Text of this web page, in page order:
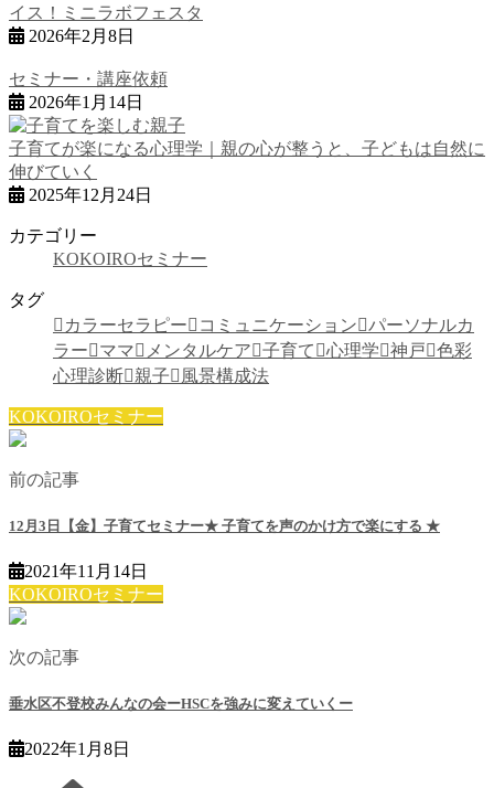
イス！ミニラボフェスタ
2026年2月8日
セミナー・講座依頼
2026年1月14日
子育てが楽になる心理学｜親の心が整うと、子どもは自然に
伸びていく
2025年12月24日
カテゴリー
KOKOIROセミナー
タグ
カラーセラピー
コミュニケーション
パーソナルカ
ラー
ママ メンタルケア 子育て 心理学 神戸
色彩
心理診断
親子 風景構成法
KOKOIROセミナー
前の記事
12月3日【金】子育てセミナー★ 子育てを声のかけ方で楽にする ★
2021年11月14日
KOKOIROセミナー
次の記事
垂水区不登校みんなの会ーHSCを強みに変えていくー
2022年1月8日